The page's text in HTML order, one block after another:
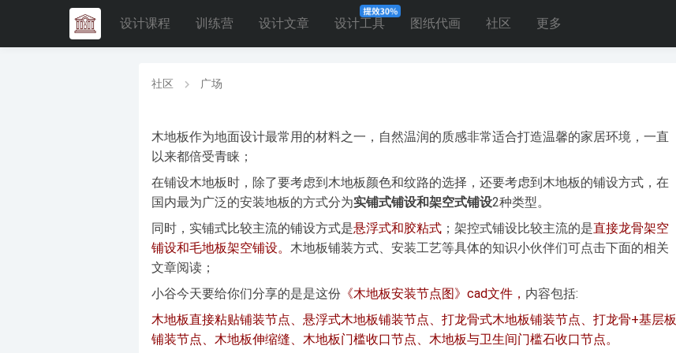
设计课程 训练营 设计文章 设计工具 图纸代画 社区 更多
社区 广场
木地板作为地面设计最常用的材料之一，自然温润的质感非常适合打造温馨的家居环境，一直
以来都倍受青睐；
在铺设木地板时，除了要考虑到木地板颜色和纹路的选择，还要考虑到木地板的铺设方式，在
国内最为广泛的安装地板的方式分为实铺式铺设和架空式铺设2种类型。
同时， 实铺式比较主流的铺设方式是悬浮式和胶粘式 ；架控式铺设比较主流的是直接龙骨架空
铺设和毛地板架空铺设。 木地板铺装方式、安装工艺等具体的知识小伙伴们可点击下面的相关
文章阅读；
小谷今天要给你们分享的是是这份 《木地板安装节点图》cad文件， 内容包括:
木地板直接粘贴铺装节点、悬浮式木地板铺装节点、打龙骨式木地板铺装节点、打龙骨+基层板
铺装节点、木地板伸缩缝、木地板门槛收口节点、木地板与卫生间门槛石收口节点。